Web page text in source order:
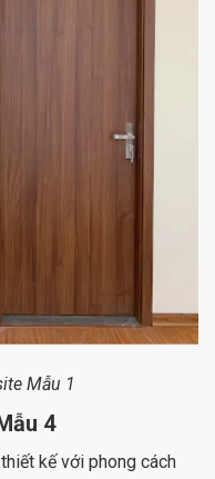
Mẫu 1
4
kế với phong cách